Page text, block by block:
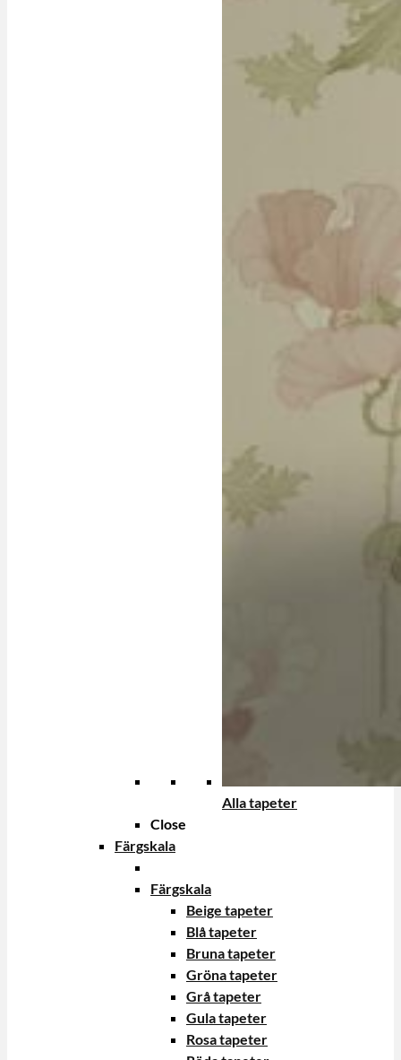
Alla tapeter
Close
Färgskala
Färgskala
Beige tapeter
Blå tapeter
Bruna tapeter
Gröna tapeter
Grå tapeter
Gula tapeter
Rosa tapeter